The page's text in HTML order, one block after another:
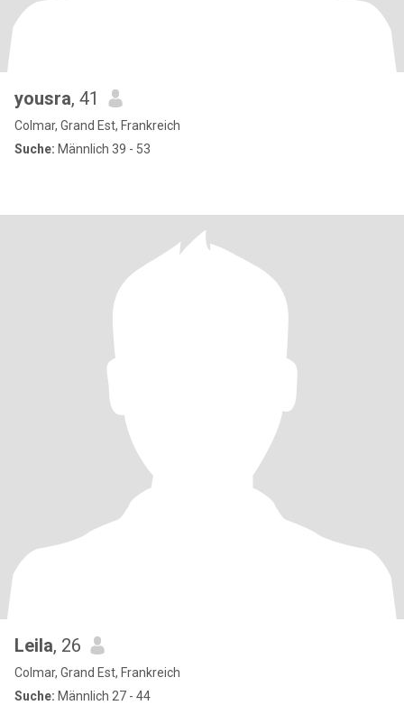
yousra, 41
Colmar, Grand Est, Frankreich
Suche: Männlich 39 - 53
Leila, 26
Colmar, Grand Est, Frankreich
Suche: Männlich 27 - 44